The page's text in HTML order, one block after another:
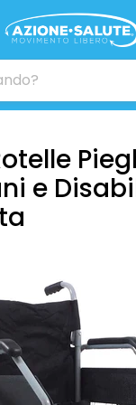
e